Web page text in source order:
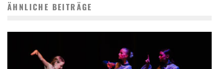
ÄHNLICHE BEITRÄGE